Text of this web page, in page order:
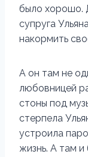
было хорошо.
супруга
накормить
А он там не
любовницей
стоны под
стерпела
устроила
жизнь. А там и